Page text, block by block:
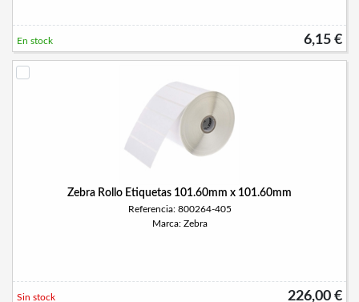
6,15 €
En stock
Zebra Rollo Etiquetas 101.60mm x 101.60mm
Referencia: 800264-405
Marca: Zebra
226,00 €
Sin stock